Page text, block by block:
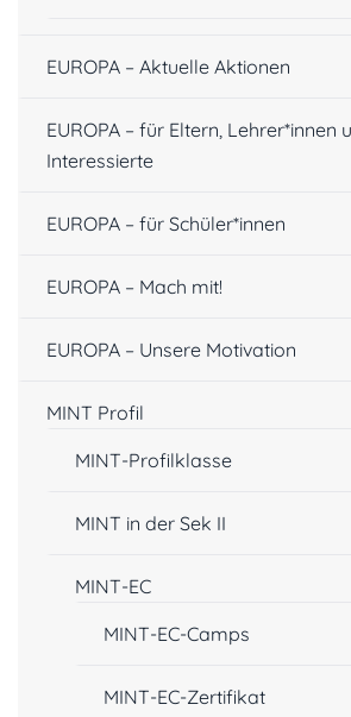
EUROPA – Aktuelle Aktionen
EUROPA – für Eltern, Lehrer*innen
Interessierte
EUROPA – für Schüler*innen
EUROPA – Mach mit!
EUROPA – Unsere Motivation
MINT Profil
MINT-Profilklasse
MINT in der Sek II
MINT-EC
MINT-EC-Camps
MINT-EC-Zertifikat